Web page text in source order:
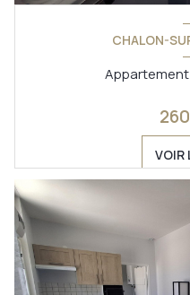
CHALON-
VOIR